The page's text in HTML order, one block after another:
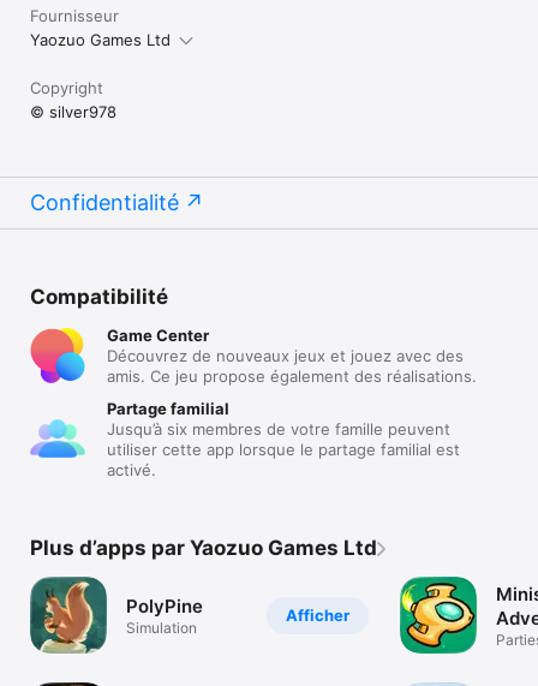
Fournisseur
Yaozuo Games Ltd
Copyright
© silver978
Confidentialité
Compatibilité
Game Center
Découvrez de nouveaux jeux et jouez avec des
amis. Ce jeu propose également des réalisations.
Partage familial
Jusqu’à six membres de votre famille peuvent
utiliser cette app lorsque le partage familial est
activé.
Plus d’apps par Yaozuo Games Ltd
Afficher
PolyPine
Simulation